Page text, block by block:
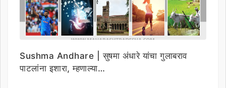
Sushma Andhare | सुषमा अंधारे यांचा गुलाबराव
पाटलांना इशारा, म्हणाल्या…